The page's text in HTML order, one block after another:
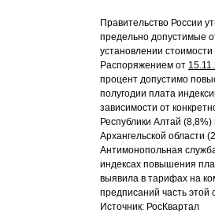
Правительство России
предельно допустимые
установлении
Распоряжением от
процент допустимо
полугодии плата
зависимости от
Республики Алтай
Архангельской области
Антимонопольная
индексах повышения
выявила в тарифах на
предписаний часть этой
Источник: РосКвартал